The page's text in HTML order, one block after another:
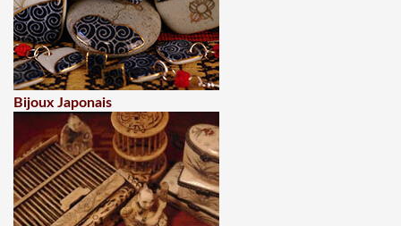
Bijoux Japonais